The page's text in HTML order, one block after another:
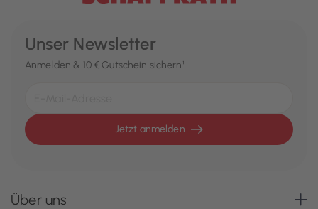
Unser Newsletter
Anmelden & 10 € Gutschein sichern¹
Jetzt anmelden
Über uns